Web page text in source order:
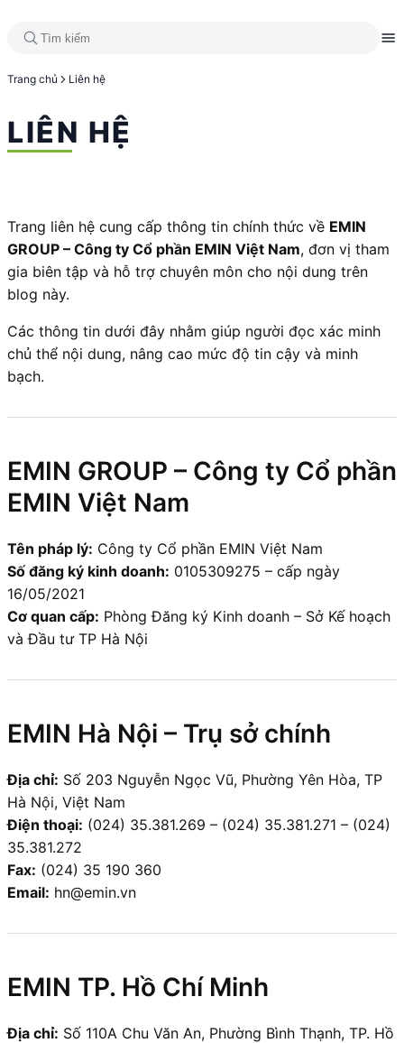
Trang chủ Liên hệ
LIÊN HỆ
Trang liên hệ cung cấp thông tin chính thức về EMIN
GROUP – Công ty Cổ phần EMIN Việt Nam, đơn vị tham
gia biên tập và hỗ trợ chuyên môn cho nội dung trên
blog này.
Các thông tin dưới đây nhằm giúp người đọc xác minh
chủ thể nội dung, nâng cao mức độ tin cậy và minh
bạch.
EMIN GROUP – Công ty Cổ phần
EMIN Việt Nam
Tên pháp lý: Công ty Cổ phần EMIN Việt Nam
Số đăng ký kinh doanh: 0105309275 – cấp ngày
16/05/2021
Cơ quan cấp: Phòng Đăng ký Kinh doanh – Sở Kế hoạch
và Đầu tư TP Hà Nội
EMIN Hà Nội – Trụ sở chính
Địa chỉ: Số 203 Nguyễn Ngọc Vũ, Phường Yên Hòa, TP
Hà Nội, Việt Nam
Điện thoại: (024) 35.381.269 – (024) 35.381.271 – (024)
35.381.272
Fax: (024) 35 190 360
Email: hn@emin.vn
EMIN TP. Hồ Chí Minh
Địa chỉ: Số 110A Chu Văn An, Phường Bình Thạnh, TP. Hồ